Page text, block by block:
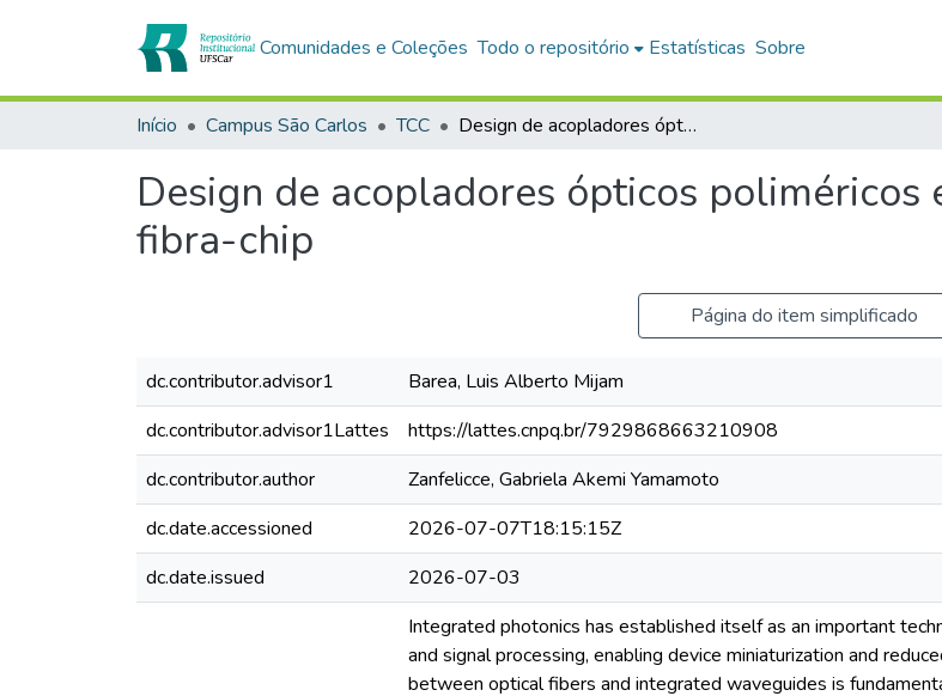
Comunidades e Coleções Todo o repositório Estatísticas Sobre
Início Campus São Carlos TCC Design de acopladores ópticos poliméricos em SU-8 para acoplamento fibra-chip
Design de acopladores ópticos
fibra-chip
Página do item simplificado
dc.contributor.advisor1
Barea, Luis Alberto Mijam
dc.contributor.advisor1Lattes
https://lattes.cnpq.br/7929868663210908
dc.contributor.author
Zanfelicce, Gabriela Akemi Yamamoto
dc.date.accessioned
2026-07-07T18:15:15Z
dc.date.issued
2026-07-03
Integrated photonics has established itself as an important
and signal processing, enabling device miniaturization and
between optical fibers and integrated waveguides is